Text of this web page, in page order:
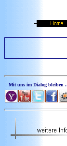
Mit uns im Dialog bleiben